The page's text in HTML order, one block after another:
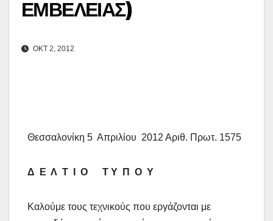
ΕΜΒΕΛΕΙΑΣ)
ΟΚΤ 2, 2012
Θεσσαλονίκη 5 Απριλίου 2012 Αριθ. Πρωτ. 1575
Δ Ε Λ Τ Ι Ο Τ Υ Π Ο Υ
Καλούμε τους τεχνικούς που εργάζονται με